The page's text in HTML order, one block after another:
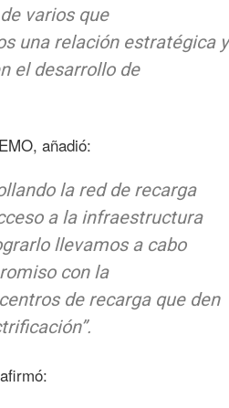
varios que
una relación estratégica y
el desarrollo de
añadió:
la red de recarga
a la infraestructura
llevamos a cabo
con la
de recarga que den